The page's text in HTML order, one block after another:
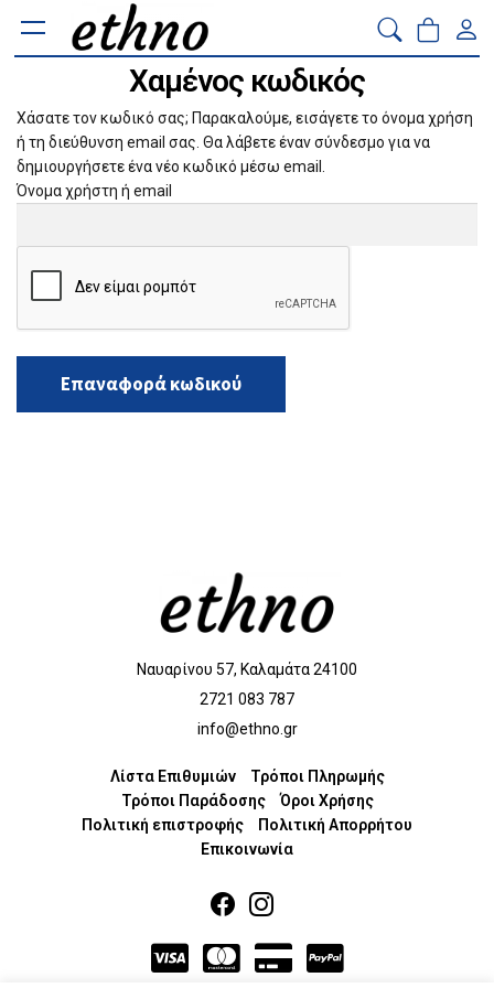
Χαμένος κωδικός
Χάσατε τον κωδικό σας; Παρακαλούμε, εισάγετε το όνομα χρήση
ή τη διεύθυνση email σας. Θα λάβετε έναν σύνδεσμο για να
δημιουργήσετε ένα νέο κωδικό μέσω email.
Όνομα χρήστη ή email
Επαναφορά κωδικού
Ναυαρίνου 57, Καλαμάτα 24100
2721 083 787
info@ethno.gr
Λίστα Επιθυμιών
Τρόποι Πληρωμής
Τρόποι Παράδοσης
Όροι Χρήσης
Πολιτική επιστροφής
Πολιτική Απορρήτου
Επικοινωνία